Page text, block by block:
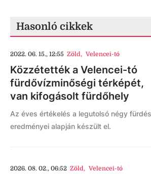
Hasonló cikkek
2022. 06. 15., 12:55 Zöld, Velencei-tó
Közzétették a Velencei-tó
fürdővízminőségi térképét,
van kifogásolt fürdőhely
Az éves értékelés a legutolsó négy
eredményei alapján készült el.
2026. 08. 02., 06:52 Zöld, Velencei-tó